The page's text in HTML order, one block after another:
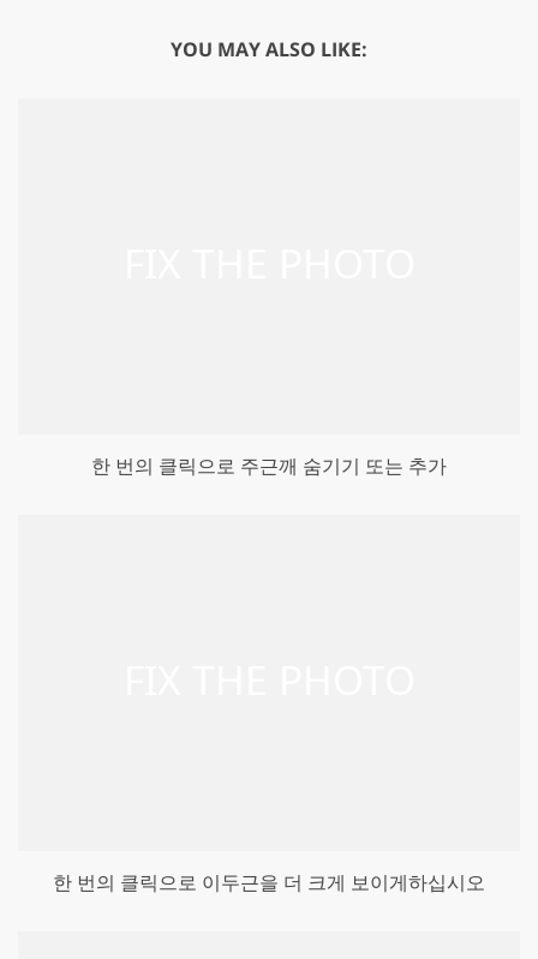
YOU MAY ALSO LIKE:
한 번의 클릭으로 주근깨 숨기기 또는 추가
한 번의 클릭으로 이두근을 더 크게 보이게하십시오